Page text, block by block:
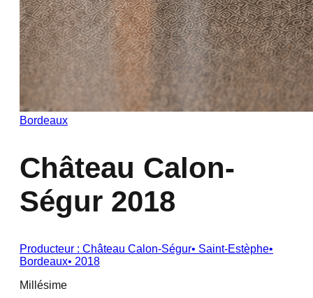
Bordeaux
Château Calon-
Ségur 2018
Producteur : Château Calon-Ségur• Saint-Estèphe•
Bordeaux• 2018
Millésime